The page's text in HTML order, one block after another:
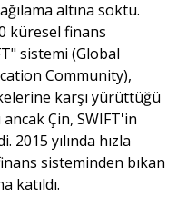
altına soktu.
küresel finans
sistemi (Global
Community),
karşı yürüttüğü
Çin, SWIFT'in
2015 yılında hızla
sisteminden bıkan
katıldı.